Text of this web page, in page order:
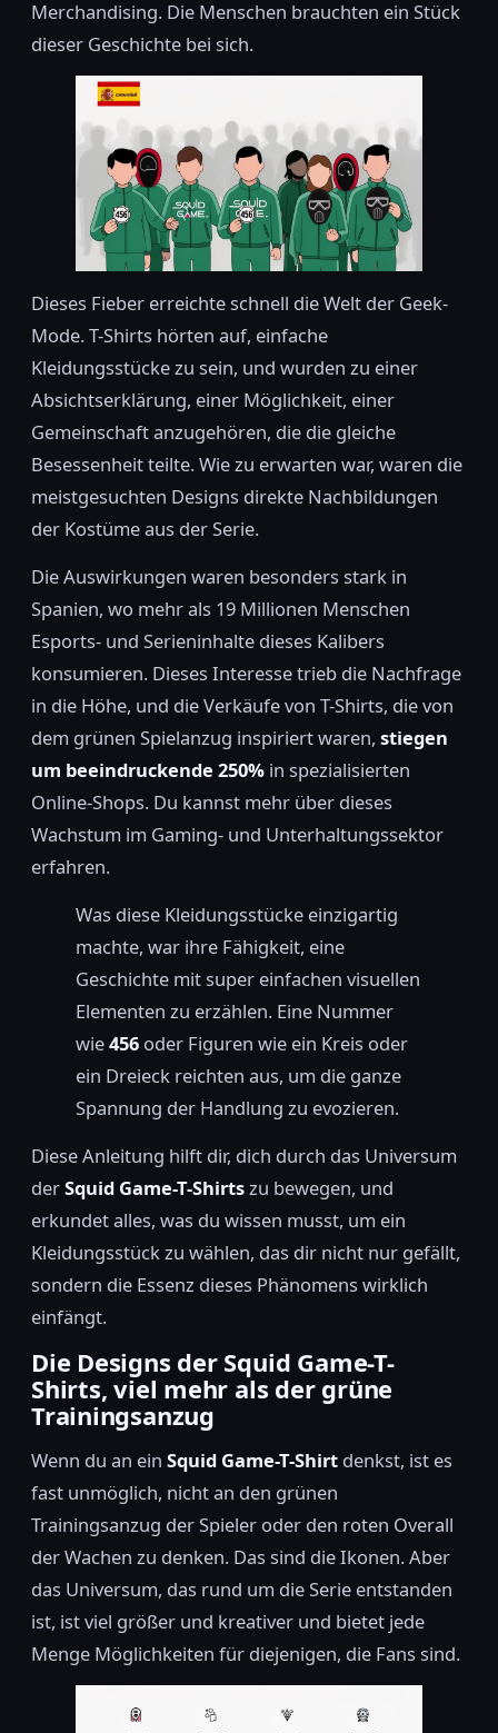
Merchandising. Die Menschen brauchten ein Stück
dieser Geschichte bei sich.
Dieses Fieber erreichte schnell die Welt der Geek-
Mode. T-Shirts hörten auf, einfache
Kleidungsstücke zu sein, und wurden zu einer
Absichtserklärung, einer Möglichkeit, einer
Gemeinschaft anzugehören, die die gleiche
Besessenheit teilte. Wie zu erwarten war, waren die
meistgesuchten Designs direkte Nachbildungen
der Kostüme aus der Serie.
Die Auswirkungen waren besonders stark in
Spanien, wo mehr als 19 Millionen Menschen
Esports- und Serieninhalte dieses Kalibers
konsumieren. Dieses Interesse trieb die Nachfrage
in die Höhe, und die Verkäufe von T-Shirts, die von
dem grünen Spielanzug inspiriert waren, stiegen
um beeindruckende 250% in spezialisierten
Online-Shops. Du kannst mehr über dieses
Wachstum im Gaming- und Unterhaltungssektor
erfahren.
Was diese Kleidungsstücke einzigartig
machte, war ihre Fähigkeit, eine
Geschichte mit super einfachen visuellen
Elementen zu erzählen. Eine Nummer
wie456 oder Figuren wie ein Kreis oder
ein Dreieck reichten aus, um die ganze
Spannung der Handlung zu evozieren.
Diese Anleitung hilft dir, dich durch das Universum
derSquid Game-T-Shirtszu bewegen, und
erkundet alles, was du wissen musst, um ein
Kleidungsstück zu wählen, das dir nicht nur gefällt,
sondern die Essenz dieses Phänomens wirklich
einfängt.
Die Designs der Squid Game-T-
Shirts, viel mehr als der grüne
Trainingsanzug
Wenn du an ein Squid Game-T-Shirt denkst, ist es
fast unmöglich, nicht an den grünen
Trainingsanzug der Spieler oder den roten Overall
der Wachen zu denken. Das sind die Ikonen. Aber
das Universum, das rund um die Serie entstanden
ist, ist viel größer und kreativer und bietet jede
Menge Möglichkeiten für diejenigen, die Fans sind.